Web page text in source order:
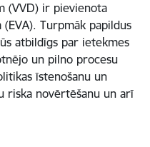
(VVD) ir pievienota
Turpmāk papildus
atbildīgs par ietekmes
un pilno procesu
īstenošanu un
riska novērtēšanu un arī